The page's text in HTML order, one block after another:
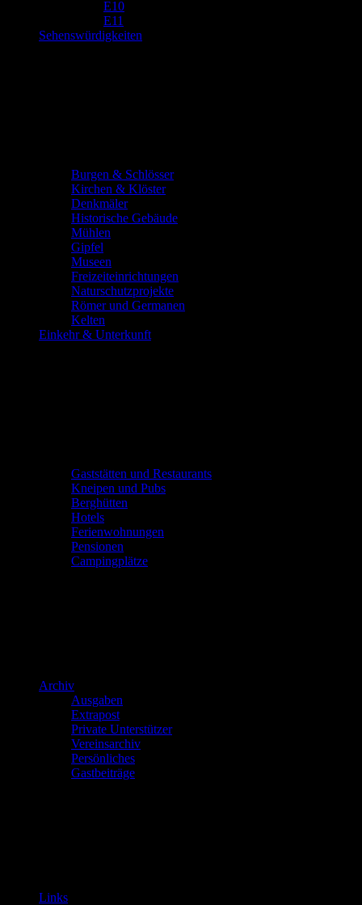
E10
E11
Sehenswürdigkeiten
Burgen & Schlösser
Kirchen & Klöster
Denkmäler
Historische Gebäude
Mühlen
Gipfel
Museen
Freizeiteinrichtungen
Naturschutzprojekte
Römer und Germanen
Kelten
Einkehr & Unterkunft
Gaststätten und Restaurants
Kneipen und Pubs
Berghütten
Hotels
Ferienwohnungen
Pensionen
Campingplätze
Archiv
Ausgaben
Extrapost
Private Unterstützer
Vereinsarchiv
Persönliches
Gastbeiträge
Links